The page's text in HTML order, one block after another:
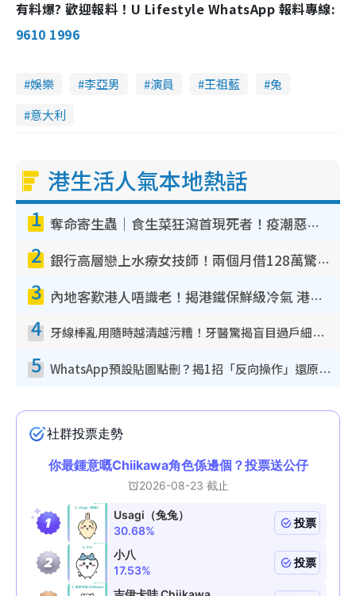
有料爆? 歡迎報料！U Lifestyle WhatsApp 報料專線:
9610 1996
娛樂 李亞男 演員 王祖藍
兔
意大利
港生活人氣本地熱話
1 奪命寄生蟲｜食生菜狂瀉首現死者！疫潮惡化錄1.8萬宗病例 揭洗菜3大謬誤
2 銀行高層戀上水療女技師！兩個月借128萬驚覺「沉船」沉落火海 揭背後疑似邪教操控賣淫
3 內地客歎港人唔識老！揭港鐵保鮮級冷氣 港人求放過：咪投訴
4 牙線棒亂用隨時越清越污糟！牙醫驚揭盲目過戶細菌恐致蛀牙：呢種先係日常真保養
5 WhatsApp預設貼圖點刪？揭1招「反向操作」還原簡潔介面 附3步實測教學